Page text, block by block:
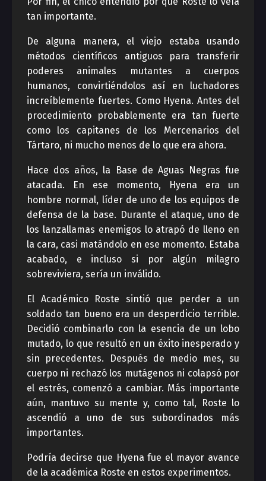
tan importante.
De alguna manera, el viejo estaba usando
métodos científicos antiguos para transferir
poderes animales mutantes a cuerpos
humanos, convirtiéndolos así en luchadores
increíblemente fuertes. Como Hyena. Antes del
procedimiento probablemente era tan fuerte
como los capitanes de los Mercenarios del
Tártaro, ni mucho menos de lo que era ahora.
Hace dos años, la Base de Aguas Negras fue
atacada. En ese momento, Hyena era un
hombre normal, líder de uno de los equipos de
defensa de la base. Durante el ataque, uno de
los lanzallamas enemigos lo atrapó de lleno en
la cara, casi matándolo en ese momento. Estaba
acabado, e incluso si por algún milagro
sobreviviera, sería un inválido.
El Académico Roste sintió que perder a un
soldado tan bueno era un desperdicio terrible.
Decidió combinarlo con la esencia de un lobo
mutado, lo que resultó en un éxito inesperado y
sin precedentes. Después de medio mes, su
cuerpo ni rechazó los mutágenos ni colapsó por
el estrés, comenzó a cambiar. Más importante
aún, mantuvo su mente y, como tal, Roste lo
ascendió a uno de sus subordinados más
importantes.
Podría decirse que Hyena fue el mayor avance
de la académica Roste en estos experimentos.